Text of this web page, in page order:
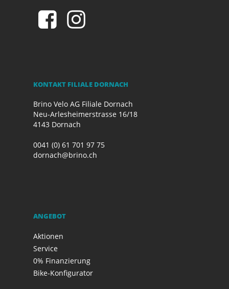
KONTAKT FILIALE DORNACH
Brino Velo AG Filiale Dornach
Neu-Arlesheimerstrasse 16/18
4143 Dornach
0041 (0) 61 701 97 75
dornach@brino.ch
ANGEBOT
Aktionen
Service
0% Finanzierung
Bike-Konfigurator